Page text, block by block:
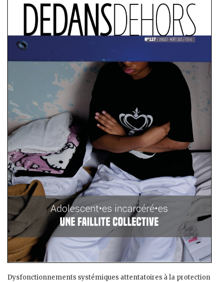
Dysfonctionnements systémiques attentatoires à la protection